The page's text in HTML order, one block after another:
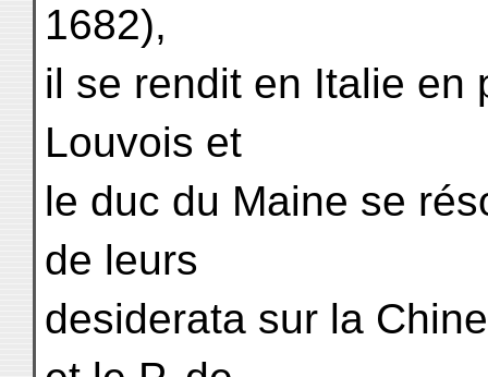
1682),
il se rendit en Italie en
Louvois et
le duc du Maine se
de leurs
desiderata sur la